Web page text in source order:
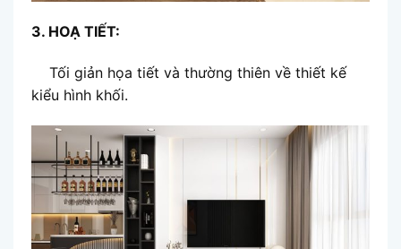
3. HOẠ TIẾT:
Tối giản họa tiết và thường thiên về thiết kế
kiểu hình khối.